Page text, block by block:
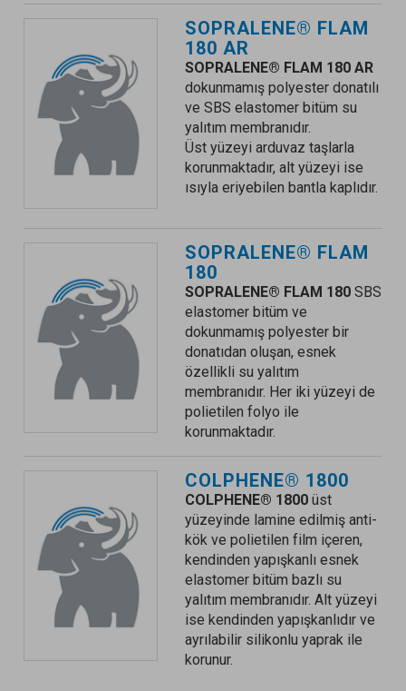
SOPRALENE® FLAM
180 AR
SOPRALENE® FLAM 180 AR
dokunmamış polyester donatılı
ve SBS elastomer bitüm su
yalıtım membranıdır.
Üst yüzeyi arduvaz taşlarla
korunmaktadır, alt yüzeyi ise
ısıyla eriyebilen bantla kaplıdır.
SOPRALENE® FLAM
180
SOPRALENE® FLAM 180SBS
elastomer bitüm ve
dokunmamış polyester bir
donatıdan oluşan, esnek
özellikli su yalıtım
membranıdır. Her iki yüzeyi de
polietilen folyo ile
korunmaktadır.
COLPHENE® 1800
COLPHENE® 1800üst
yüzeyinde lamine edilmiş anti-
kök ve polietilen film içeren,
kendinden yapışkanlı esnek
elastomer bitüm bazlı su
yalıtım membranıdır. Alt yüzeyi
ise kendinden yapışkanlıdır ve
ayrılabilir silikonlu yaprak ile
korunur.